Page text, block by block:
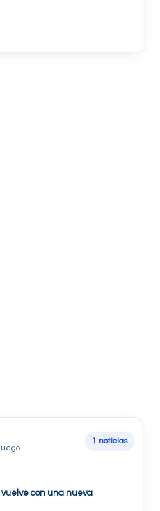
1 noticias
vuelve con una nueva